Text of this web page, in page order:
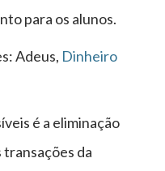
para os alunos.
Adeus, Dinheiro
é a eliminação
transações da